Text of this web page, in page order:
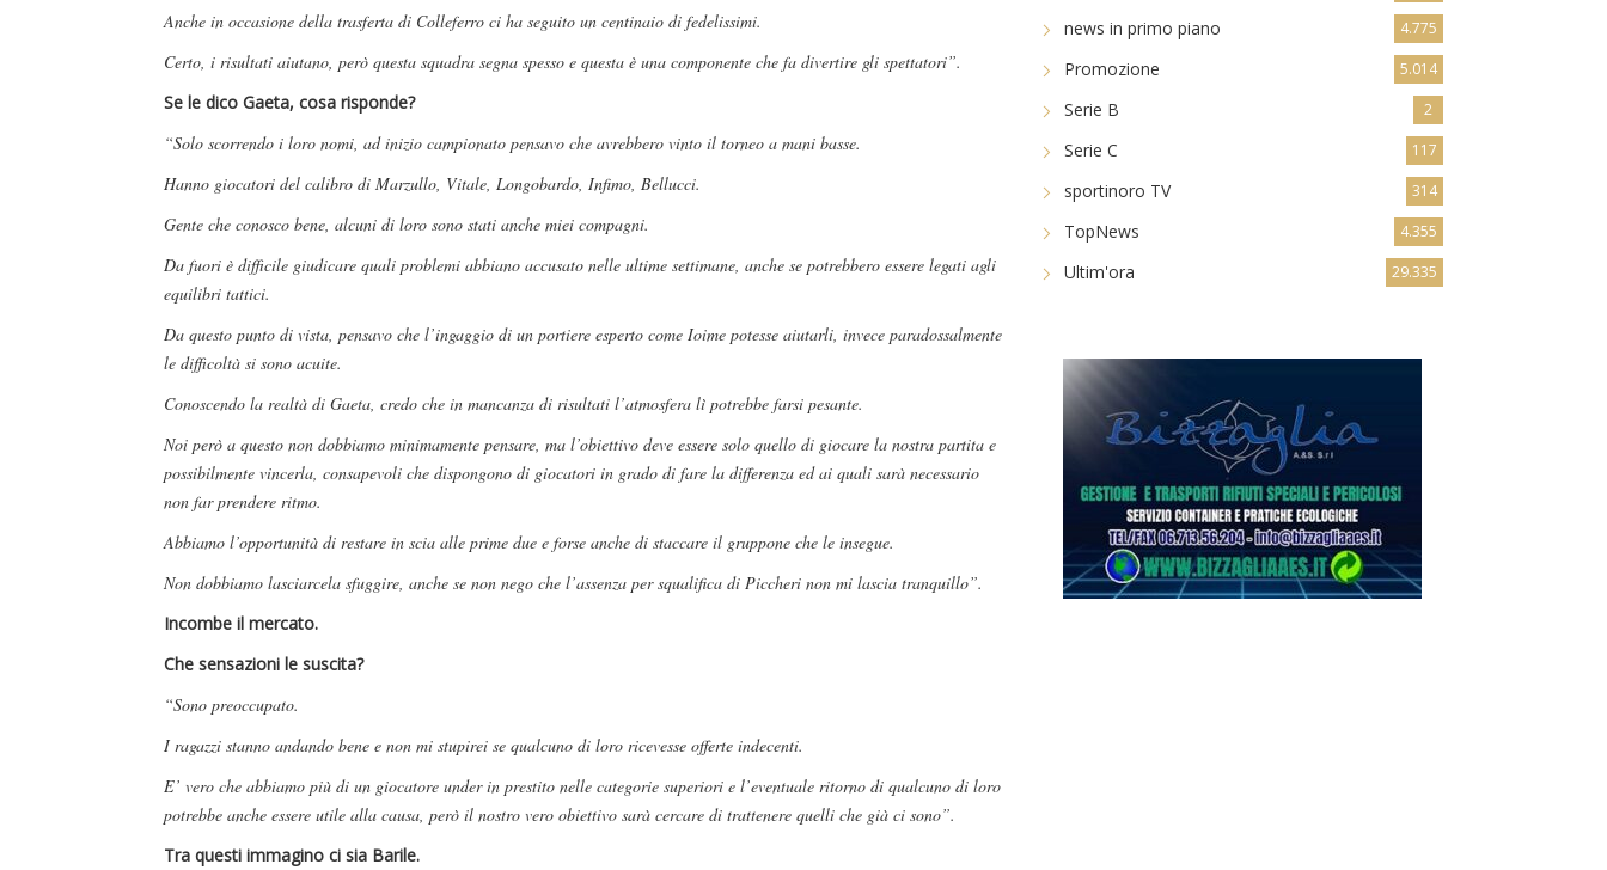
Anche in occasione della trasferta di Colleferro ci ha seguito un centinaio di fedelissimi.
Certo, i risultati aiutano, però questa squadra segna spesso e questa è una componente che fa divertire gli spettatori”.
Se le dico Gaeta, cosa risponde?
“Solo scorrendo i loro nomi, ad inizio campionato pensavo che avrebbero vinto il torneo a mani basse.
Hanno giocatori del calibro di Marzullo, Vitale, Longobardo, Infimo, Bellucci.
Gente che conosco bene, alcuni di loro sono stati anche miei compagni.
Da fuori è difficile giudicare quali problemi abbiano accusato nelle ultime settimane, anche se potrebbero essere legati agli
equilibri tattici.
Da questo punto di vista, pensavo che l’ingaggio di un portiere esperto come Ioime potesse aiutarli, invece paradossalmente
le difficoltà si sono acuite.
Conoscendo la realtà di Gaeta, credo che in mancanza di risultati l’atmosfera lì potrebbe farsi pesante.
Noi però a questo non dobbiamo minimamente pensare, ma l’obiettivo deve essere solo quello di giocare la nostra partita e
possibilmente vincerla, consapevoli che dispongono di giocatori in grado di fare la differenza ed ai quali sarà necessario
non far prendere ritmo.
Abbiamo l’opportunità di restare in scia alle prime due e forse anche di staccare il gruppone che le insegue.
Non dobbiamo lasciarcela sfuggire, anche se non nego che l’assenza per squalifica di Piccheri non mi lascia tranquillo”.
Incombe il mercato.
Che sensazioni le suscita?
“Sono preoccupato.
I ragazzi stanno andando bene e non mi stupirei se qualcuno di loro ricevesse offerte indecenti.
E’ vero che abbiamo più di un giocatore under in prestito nelle categorie superiori e l’eventuale ritorno di qualcuno di loro
potrebbe anche essere utile alla causa, però il nostro vero obiettivo sarà cercare di trattenere quelli che già ci sono”.
Tra questi immagino ci sia Barile.
news in primo piano 4.775
Promozione 5.014
Serie B 2
Serie C 117
sportinoro TV 314
TopNews 4.355
Ultim'ora 29.335